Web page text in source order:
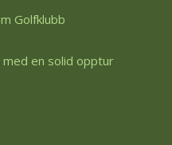
Golfklubb
en solid opptur